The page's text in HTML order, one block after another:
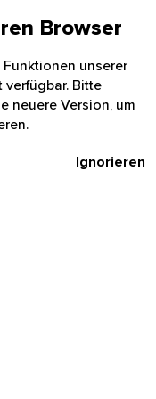
Browser
unserer
Bitte
neuere Version, um
Ignorieren